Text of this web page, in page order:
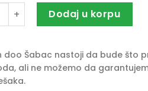
HP 350 g količinaDodaj u korpu
doo Šabac nastoji da bude što
ali ne možemo da